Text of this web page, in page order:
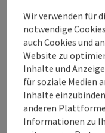
Stille
Das Museum
Innkreis beherbergt
Zeuge bei der
Weihnachtsliedes
Weihnachtszeit
Location
Volkskundehaus,
Nächster Termin
20.August2026,
Wir verwenden für
notwendige
auch Cookies und
Website zu
Inhalte und
für soziale Medien
Inhalte
anderen
Informationen zu